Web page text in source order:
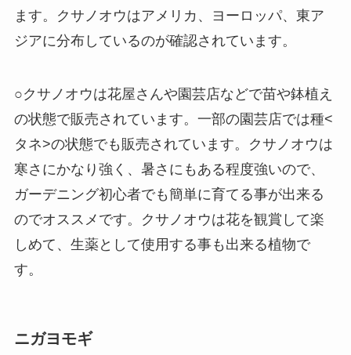
ます。クサノオウはアメリカ、ヨーロッパ、東ア
ジアに分布しているのが確認されています。
○クサノオウは花屋さんや園芸店などで苗や鉢植え
の状態で販売されています。一部の園芸店では種<
タネ>の状態でも販売されています。クサノオウは
寒さにかなり強く、暑さにもある程度強いので、
ガーデニング初心者でも簡単に育てる事が出来る
のでオススメです。クサノオウは花を観賞して楽
しめて、生薬として使用する事も出来る植物で
す。
ニガヨモギ